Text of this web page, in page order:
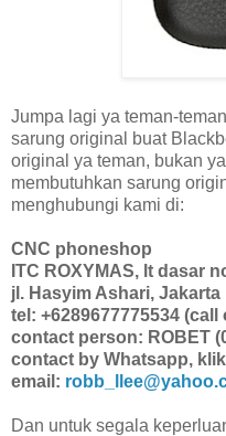
Jumpa lagi ya teman-
sarung original buat
original ya teman, bukan
membutuhkan sarung
menghubungi kami di:
CNC phoneshop
ITC ROXYMAS, lt dasar
jl. Hasyim Ashari, Jakarta
tel: +6289677775534 (call
contact person: ROBET
contact by Whatsapp,
email:
Dan untuk segala